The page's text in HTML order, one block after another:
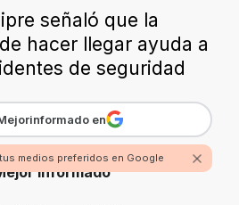
señaló que la
hacer llegar ayuda a
de seguridad
en
medios preferidos en Google
Informado